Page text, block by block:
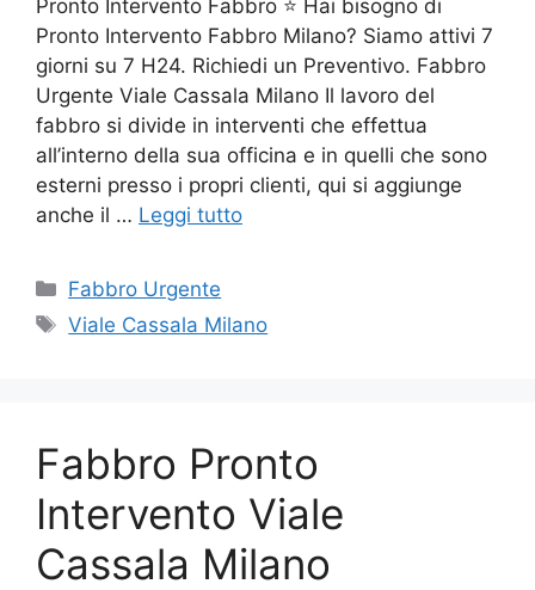
Pronto Intervento Fabbro ⭐ Hai bisogno di
Pronto Intervento Fabbro Milano? Siamo attivi 7
giorni su 7 H24. Richiedi un Preventivo. Fabbro
Urgente Viale Cassala Milano Il lavoro del
fabbro si divide in interventi che effettua
all’interno della sua officina e in quelli che sono
esterni presso i propri clienti, qui si aggiunge
anche il … Leggi tutto
Categorie
Fabbro Urgente
Tag
Viale Cassala Milano
Fabbro Pronto
Intervento Viale
Cassala Milano